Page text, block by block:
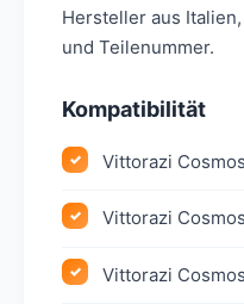
Hersteller aus
und Teilenummer.
Kompatibilität
Vittorazi
Vittorazi
Vittorazi